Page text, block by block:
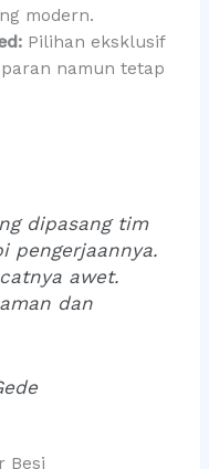
modern.
Pilihan eksklusif
namun tetap
dipasang tim
pengerjaannya.
awet.
dan
Besi